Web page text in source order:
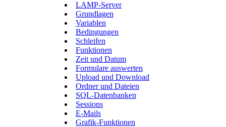
LAMP-Server
Grundlagen
Variablen
Bedingungen
Schleifen
Funktionen
Zeit und Datum
Formulare auswerten
Upload und Download
Ordner und Dateien
SQL-Datenbanken
Sessions
E-Mails
Grafik-Funktionen